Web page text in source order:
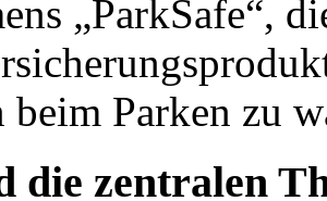
„ParkSafe“,
beim Parken zu
die zentralen